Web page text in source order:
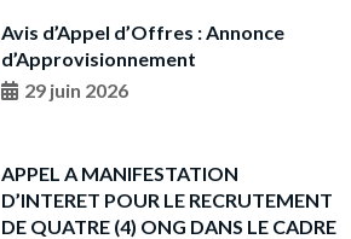
Avis d’Appel d’Offres : Annonce
d’Approvisionnement
29 juin 2026
APPEL A MANIFESTATION
D’INTERET POUR LE RECRUTEMENT
DE QUATRE (4) ONG DANS LE CADRE